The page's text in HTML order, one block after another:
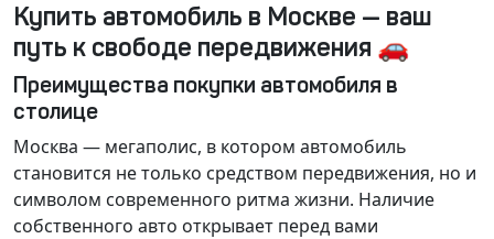
Купить автомобиль в Москве — ваш
путь к свободе передвижения 🚗
Преимущества покупки автомобиля в
столице
Москва — мегаполис, в котором автомобиль
становится не только средством передвижения, но и
символом современного ритма жизни. Наличие
собственного авто открывает перед вами